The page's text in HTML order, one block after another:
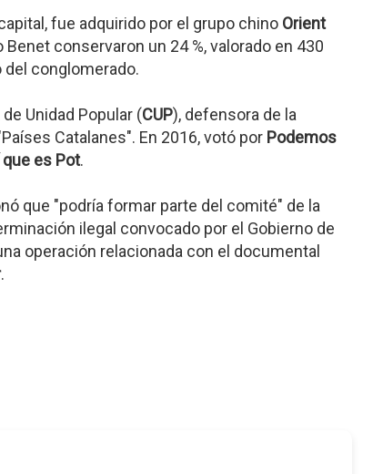
fue adquirido por el grupo chino Orient
conservaron un 24 %, valorado en 430
conglomerado.
Unidad Popular (CUP), defensora de la
Catalanes". En 2016, votó por Podemos
que es Pot.
que "podría formar parte del comité" de la
ilegal convocado por el Gobierno de
operación relacionada con el documental
.